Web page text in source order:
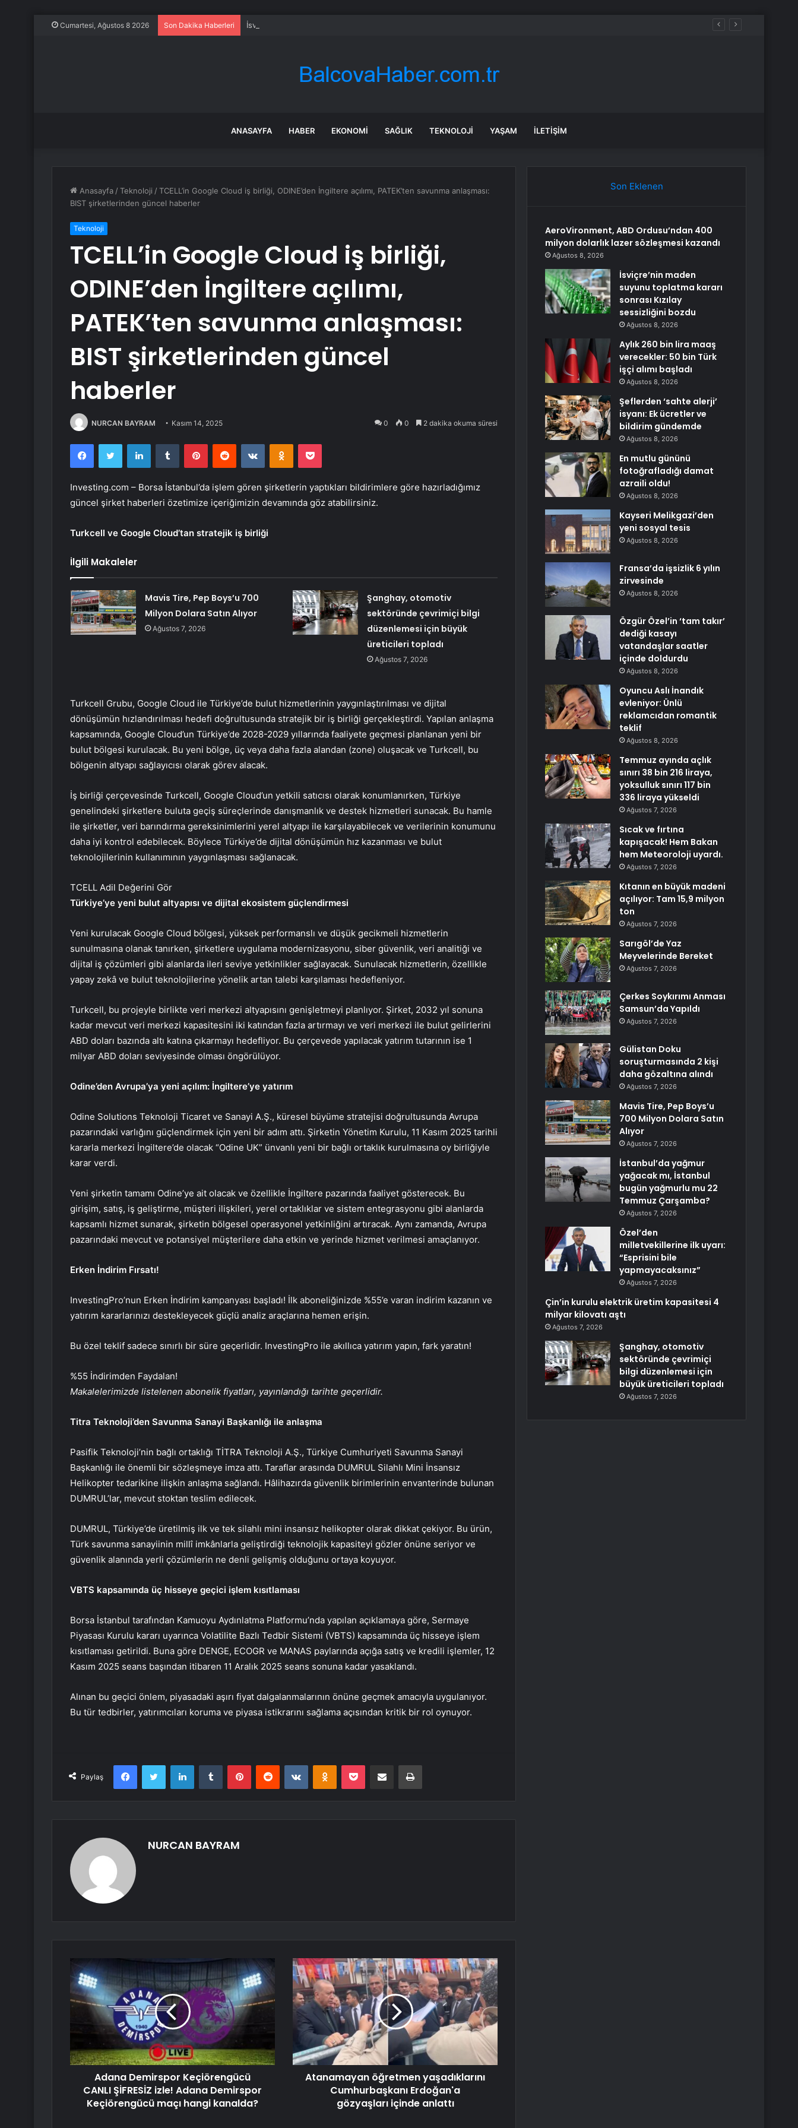
Cumartesi, Ağustos 8 2026 Son Dakika Haberleri İsviçre’nin maden suyunu toplatma kararı sonrası Kızılay sessizliğini bozdu
ANASAYFA HABER EKONOMI SAĞLIK TEKNOLOJI YAŞAM İLETIŞIM
Anasayfa /Teknoloji /TCELL’in Google Cloud iş birliği, ODINE’den İngiltere açılımı, PATEK’ten savunma anlaşması:
BIST şirketlerinden güncel haberler
Teknoloji
TCELL’in Google Cloud iş birliği,
ODINE’den İngiltere açılımı,
PATEK’ten savunma anlaşması:
BIST şirketlerinden güncel
haberler
NURCAN BAYRAM Kasım 14, 2025 0 0 2 dakika okuma süresi
FacebookTwitter LinkedInTumblr PinterestReddit VKontakteOdnoklassniki
Pocket
Investing.com – Borsa İstanbul’da işlem gören şirketlerin yaptıkları bildirimlere göre hazırladığımız
güncel şirket haberleri özetimize içeriğimizin devamında göz atabilirsiniz.
Turkcell ve Google Cloud’tan stratejik iş birliği
İlgili Makaleler
Mavis Tire, Pep Boys’u 700
Milyon Dolara Satın Alıyor
Ağustos 7, 2026
Şanghay, otomotiv
sektöründe çevrimiçi bilgi
düzenlemesi için büyük
üreticileri topladı
Ağustos 7, 2026
Turkcell Grubu, Google Cloud ile Türkiye’de bulut hizmetlerinin yaygınlaştırılması ve dijital
dönüşümün hızlandırılması hedefi doğrultusunda stratejik bir iş birliği gerçekleştirdi. Yapılan anlaşma
kapsamında, Google Cloud’un Türkiye’de 2028-2029 yıllarında faaliyete geçmesi planlanan yeni bir
bulut bölgesi kurulacak. Bu yeni bölge, üç veya daha fazla alandan (zone) oluşacak ve Turkcell, bu
bölgenin altyapı sağlayıcısı olarak görev alacak.
İş birliği çerçevesinde Turkcell, Google Cloud’un yetkili satıcısı olarak konumlanırken, Türkiye
genelindeki şirketlere buluta geçiş süreçlerinde danışmanlık ve destek hizmetleri sunacak. Bu hamle
ile şirketler, veri barındırma gereksinimlerini yerel altyapı ile karşılayabilecek ve verilerinin konumunu
daha iyi kontrol edebilecek. Böylece Türkiye’de dijital dönüşümün hız kazanması ve bulut
teknolojilerinin kullanımının yaygınlaşması sağlanacak.
TCELL Adil Değerini Gör
Türkiye’ye yeni bulut altyapısı ve dijital ekosistem güçlendirmesi
Yeni kurulacak Google Cloud bölgesi, yüksek performanslı ve düşük gecikmeli hizmetlerin
sunulmasına olanak tanırken, şirketlere uygulama modernizasyonu, siber güvenlik, veri analitiği ve
dijital iş çözümleri gibi alanlarda ileri seviye yetkinlikler sağlayacak. Sunulacak hizmetlerin, özellikle
yapay zekâ ve bulut teknolojilerine yönelik artan talebi karşılaması hedefleniyor.
Turkcell, bu projeyle birlikte veri merkezi altyapısını genişletmeyi planlıyor. Şirket, 2032 yıl sonuna
kadar mevcut veri merkezi kapasitesini iki katından fazla artırmayı ve veri merkezi ile bulut gelirlerini
ABD doları bazında altı katına çıkarmayı hedefliyor. Bu çerçevede yapılacak yatırım tutarının ise 1
milyar ABD doları seviyesinde olması öngörülüyor.
Odine’den Avrupa’ya yeni açılım: İngiltere’ye yatırım
Odine Solutions Teknoloji Ticaret ve Sanayi A.Ş., küresel büyüme stratejisi doğrultusunda Avrupa
pazarındaki varlığını güçlendirmek için yeni bir adım attı. Şirketin Yönetim Kurulu, 11 Kasım 2025 tarihli
kararla merkezi İngiltere’de olacak “Odine UK” ünvanlı yeni bir bağlı ortaklık kurulmasına oy birliğiyle
karar verdi.
Yeni şirketin tamamı Odine’ye ait olacak ve özellikle İngiltere pazarında faaliyet gösterecek. Bu
girişim, satış, iş geliştirme, müşteri ilişkileri, yerel ortaklıklar ve sistem entegrasyonu gibi alanlarda
kapsamlı hizmet sunarak, şirketin bölgesel operasyonel yetkinliğini artıracak. Aynı zamanda, Avrupa
pazarındaki mevcut ve potansiyel müşterilere daha etkin ve yerinde hizmet verilmesi amaçlanıyor.
Erken İndirim Fırsatı!
InvestingPro’nun Erken İndirim kampanyası başladı! İlk aboneliğinizde %55’e varan indirim kazanın ve
yatırım kararlarınızı destekleyecek güçlü analiz araçlarına hemen erişin.
Bu özel teklif sadece sınırlı bir süre geçerlidir. InvestingPro ile akıllıca yatırım yapın, fark yaratın!
%55 İndirimden Faydalan!
Makalelerimizde listelenen abonelik fiyatları, yayınlandığı tarihte geçerlidir.
Titra Teknoloji’den Savunma Sanayi Başkanlığı ile anlaşma
Pasifik Teknoloji’nin bağlı ortaklığı TİTRA Teknoloji A.Ş., Türkiye Cumhuriyeti Savunma Sanayi
Başkanlığı ile önemli bir sözleşmeye imza attı. Taraflar arasında DUMRUL Silahlı Mini İnsansız
Helikopter tedarikine ilişkin anlaşma sağlandı. Hâlihazırda güvenlik birimlerinin envanterinde bulunan
DUMRUL’lar, mevcut stoktan teslim edilecek.
DUMRUL, Türkiye’de üretilmiş ilk ve tek silahlı mini insansız helikopter olarak dikkat çekiyor. Bu ürün,
Türk savunma sanayiinin millî imkânlarla geliştirdiği teknolojik kapasiteyi gözler önüne seriyor ve
güvenlik alanında yerli çözümlerin ne denli gelişmiş olduğunu ortaya koyuyor.
VBTS kapsamında üç hisseye geçici işlem kısıtlaması
Borsa İstanbul tarafından Kamuoyu Aydınlatma Platformu’nda yapılan açıklamaya göre, Sermaye
Piyasası Kurulu kararı uyarınca Volatilite Bazlı Tedbir Sistemi (VBTS) kapsamında üç hisseye işlem
kısıtlaması getirildi. Buna göre DENGE, ECOGR ve MANAS paylarında açığa satış ve kredili işlemler, 12
Kasım 2025 seans başından itibaren 11 Aralık 2025 seans sonuna kadar yasaklandı.
Alınan bu geçici önlem, piyasadaki aşırı fiyat dalgalanmalarının önüne geçmek amacıyla uygulanıyor.
Bu tür tedbirler, yatırımcıları koruma ve piyasa istikrarını sağlama açısından kritik bir rol oynuyor.
Paylaş
FacebookTwitter LinkedInTumblr PinterestReddit VKontakteOdnoklassniki
Pocket E-Posta ile paylaş Yazdır
NURCAN BAYRAM
Adana Demirspor Keçiörengücü
CANLI ŞİFRESİZ izle! Adana Demirspor
Keçiörengücü maçı hangi kanalda?
Atanamayan öğretmen yaşadıklarını
Cumhurbaşkanı Erdoğan'a
gözyaşları içinde anlattı
Son Eklenen
AeroVironment, ABD Ordusu’ndan 400
milyon dolarlık lazer sözleşmesi kazandı
Ağustos 8, 2026
İsviçre’nin maden
suyunu toplatma kararı
sonrası Kızılay
sessizliğini bozdu
Ağustos 8, 2026
Aylık 260 bin lira maaş
verecekler: 50 bin Türk
işçi alımı başladı
Ağustos 8, 2026
Şeflerden ‘sahte alerji’
isyanı: Ek ücretler ve
bildirim gündemde
Ağustos 8, 2026
En mutlu gününü
fotoğrafladığı damat
azraili oldu!
Ağustos 8, 2026
Kayseri Melikgazi’den
yeni sosyal tesis
Ağustos 8, 2026
Fransa’da işsizlik 6 yılın
zirvesinde
Ağustos 8, 2026
Özgür Özel’in ‘tam takır’
dediği kasayı
vatandaşlar saatler
içinde doldurdu
Ağustos 8, 2026
Oyuncu Aslı İnandık
evleniyor: Ünlü
reklamcıdan romantik
teklif
Ağustos 8, 2026
Temmuz ayında açlık
sınırı 38 bin 216 liraya,
yoksulluk sınırı 117 bin
336 liraya yükseldi
Ağustos 7, 2026
Sıcak ve fırtına
kapışacak! Hem Bakan
hem Meteoroloji uyardı.
Ağustos 7, 2026
Kıtanın en büyük madeni
açılıyor: Tam 15,9 milyon
ton
Ağustos 7, 2026
Sarıgöl’de Yaz
Meyvelerinde Bereket
Ağustos 7, 2026
Çerkes Soykırımı Anması
Samsun’da Yapıldı
Ağustos 7, 2026
Gülistan Doku
soruşturmasında 2 kişi
daha gözaltına alındı
Ağustos 7, 2026
Mavis Tire, Pep Boys’u
700 Milyon Dolara Satın
Alıyor
Ağustos 7, 2026
İstanbul’da yağmur
yağacak mı, İstanbul
bugün yağmurlu mu 22
Temmuz Çarşamba?
Ağustos 7, 2026
Özel’den
milletvekillerine ilk uyarı:
“Esprisini bile
yapmayacaksınız”
Ağustos 7, 2026
Çin’in kurulu elektrik üretim kapasitesi 4
milyar kilovatı aştı
Ağustos 7, 2026
Şanghay, otomotiv
sektöründe çevrimiçi
bilgi düzenlemesi için
büyük üreticileri topladı
Ağustos 7, 2026